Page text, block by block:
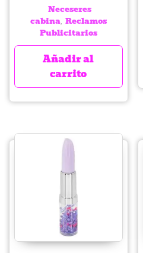
Neceseres
cabina, Reclamos
Publicitarios
Añadir al
carrito